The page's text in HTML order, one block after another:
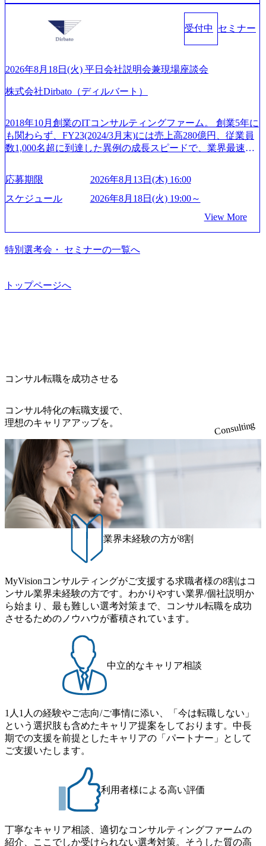
界においてはDX戦略立案、NFT等の新規事業立案を得意と
する。 - 藏満 一馬氏：アクセンチュア出身。金融業界を中
心に、DX戦略策定、新規事業立案、組織変革、規制対応等
の幅広いプロジェクトを主導する。 - 天野 善仁氏：19卒Pw
ページ (https://www.xspear.co.jp/career/interviews/) 戦略だけの
から”のコンサルの在り方 (https://www.businessinsider.jp/articl
を取得 (https://www.agara.co.jp/article/382811) シンプレクスと
Xspear Consultingが、東京都港区の行政手続き100%デジタル
化を支援 (https://www.afpbb.com/articles/-/3520247) 【未経験
流工程、先端技術を学べる環境 【コンサルファーム経験
者】 ・専門領域に軸足を置きながら、他領域にもチャレン
ジできる環境 ・タイトルアップでのオファー ・現職ファー
ムより高いオファー年収 ・実力主義でプロモーションでき
る（ダブルスキップもあり） ・週に1度のアサインｍｔｇで
こまめに社員のキャリアについて検討してもらえる。結
果、なりたいキャリアを反映できるｐｊにアサインしても
るため、エンジニアの視点からも協業しクライアントへ価
keto_kajita/)） 多様なメンバー、多様なプロジェクトによる
も関わらず、外資系戦略コンサルティングファームや総合
系コンサルティングファームをはじめ、メーカー、ITベン
チャー、外資系金融機関など多彩な出自で構成されてお
り、常に刺激を受けながらプロジェクトワークが可能 総合
コンサルティングファームの名の通り、全方位のクライア
ントに対して様々なプロジェクトが存在しており、手を上
げれば常に新しいテーマのチャレンジ機会を提供している
（ワンプール制） そのため、全体の離職率10％以下、未経
験3年未満の離職率は0％と驚異の定着率を誇る 大手ファー
ムと同水準以上の報酬制度であり、ファーム経験者の場合
は、転職時報酬アップが基本 強く「個人」の成⾧を重視す
るカルチャーであり、昇進に枠もなく、今ならReadyになれ
ば上がれる環境となっている 安定した経営環境の下、コン
できる 豊富な経験を持つコンサル経験者の場合は、自らチ
ームを立ち上げることが可能 裁量をもった営業活動、デリ
バリー活動ができる(スタートアップとの協業、新規ソリュ
ーションの開発 など) シンプレクスの顧客基盤、エンジニ
できる 2026年8月21日(金) 19:30〜21:30 (19:20開場) 2026年8
月12日(水) 16:00 ※参加状況によっては抽選とさせていただ
く可能性がございます。 このたび、ファーム経験者の方を
対象にした懇親会形式の採用イベント「サロンイベント」
を開催いたします。 カジュアルな場で現場社員と直接交流
できる機会ですので、ぜひご参加ください。 当日はXspear
Consulting代表取締役の早田とMDやその他現場社員が複数
名参加する予定です！ ●費用 : 無料 虎ノ門ヒルズ付近 ※詳
細な場所については参加者の方へ個別でご連絡いたしま
す。 コンサルファームにてマネージャー以上の職務を担当
休暇は年間24日（4月1日入社の場合）で、入社日に付与さ
れます。 年次有給休暇の残日数は、翌年度に繰り越すこと
ができます。 慶弔休暇は、事由により取得可能日数は異な
ュ休暇は、規程で定める勤続年数ごとに、連続5日のリフレ
ッシュ休暇を取得できます。 【育児や子の看護、介護など
の制度】 育児休暇： 対象：小学校1年修了時の3月31日まで
日2時間15分まで、始業・終業時刻の繰り上げ・繰り下げが
可能 子の看護休暇： 子1人につき5日まで取得でき、1時間
単位で取得することも可能 家族看護休暇： 5日まで取得で
度など】 独身寮：富山事業所の近くに、白風寮と青風寮の2
つの寮があり、以下の入居基準を満たす方が入居可能で
す。 ＜入居基準＞ ・満33歳までの独身者 ・自宅から勤務地
までの通勤総時間が2時間を超えること 住宅手当： 本社の
なるため、入居基準を満たす女性には住宅手当を支給しま
による引っ越し費用は、会社が負担します。 2026年8月18日
※顔出しは不要です。ご質問頂く際のみ、顔出ししていた
ず幅広い案件に携わりながら自己成長とキャリアの挑戦が
可能 M&Aセンター出身者3名がメインメンバーであり、経
験豊富なアドバイザーと共に働くことで、M&Aや財務アド
バイザリーなどの専門知識を獲得し、キャリアを発展させ
となり、平均3000万～4000万の年収となる 内訳としては個
成活躍させるためのナレッジシェアおよび丁寧なOJTを欠か
19:30～ 所要時間 : 約1時間 2026年8月13日(木) 16:00 ＼応募
意思不問・業界未経験歓迎！／ M&A承継機構のビジョンや
業務内容、実際の働き方について詳しくお伝えするオンラ
イン説明会を開催いたします。 M&A業界に興味があり、ま
業界の情報を集めたい 働くイメージを具体的に知りたい M
&A業界にご興味がある方、転職を少しでもお考えの方はも
ちろん、情報収集をしたい方でも歓迎です。お気軽にご参
加ください。 当日は、質疑応答のお時間もご用意しており
ます。 是非、説明会にてお話できることを楽しみにしてお
ります。 説明会後にアンケート回答をお願いいたします。
オンライン(Google meets)
受付中 セミナー
2026年8月18日(火) 平日会社説明会兼現場座談会
株式会社Dirbato（ディルバート）
2018年10月創業のITコンサルティングファーム。 創業5年に
も関わらず、FY23(2024/3月末)には売上高280億円、従業員
数1,000名超に到達した異例の成長スピードで、業界最速と
成⻑を遂げている。 現在コンサルティングファームでは外
資も含めて売上高TOP10にランクインしている。 主力事業
はITコンサルティング。幅広い業界の大企業を中心に、IT
支援している。 他方、インキュベーション事業を手掛けて
いるのも同社の特徴であり、 自社で新規事業開発も手掛け
つつ、複数社への出資～ハンズオン支援も行っている。 (参
ングファームや、Slerなどから優秀層が多数ジョイン。 http
ている。 <u>ワンプール制</u>を取っており、業界の枠に縛
り、<u>営業活動に工数を割かれることなくデリバリーに注
力可能</u> 従業員満足度を非常に重視しており、意にそぐ
わないプロジェクトにアサインされてしまった場合、半強
制的に別のプロジェクトに異動することが可能。その結
果、<u>退職率も10%程度</u>(他社平均は2～30%程度) 残業
時間は<u>平均30時間程度。</u>バリューが出ていないから
残業代をつけさせないといったことはしない DE&Iにおいて
は女性活用や外国人/高齢者/障碍者などさまざまなバックグ
ラウンドを持つメンバーの働く環境を整えている SDGsの推
進にも積極的で、プロボノ支援等を行っている 部活動も活
発で、多くのクラブが立ち上がっており、さまざまな役
職・所属・組織を超えて社員間のネットワーク形成・交流
の場となっている <u>教育・研修プログラムが非常に充実</
番組があり、新卒紹介、会社の七不思議紹介等、規模が大
きくなっていく中で社員同士のつながりを広げる取り組み
もしている 今後の成長戦略として海外展開を見据えてい
る。足元のグローバル案件割合は10%程度だが、英語が得
ンスも大きい。 代表インタビュー https://note.com/dirbato/n/n0
a040c36b128 Forbes JAPAN BrandVoice Studio 「使命はテクノ
ロジーで企業の可能性を引き出すこと。日本に求められるI
Tコンサルタントという伴走者」 https://forbesjapan.com/article
s/detail/67452 Forbes JAPAN BrandVoice Studio 「コンサル業
界におけるIT人材価値再興。Dirbatoの最前線パートナーが
切り開くテクノロジーの変革」 https://forbesjapan.com/articles/
preview/68657?preview=TAI1oir8Coe5Df3zuZhtd24YfH72/Zzdm
BTIEMOnWUWREjOFLO1IL1KPEi4dgCbb Forbes JAPAN Bra
ndVoice Studio 「求めるのは、競争と連帯 。IT特化の急成長
ファーム・Dirbatoの社員支援」 https://forbesjapan.com/articles/
detail/69848 MyViision企業インタビュー① https://my-vision.co.
jp/consulting-firm/dirbato/interview01 MyViision企業インタビュ
ー② https://my-vision.co.jp/consulting-firm/dirbato/interview02 20
26年8月18日(火) 19:00開始～最長20:00終了 2026年8月13日
(木) 16:00 当日はDirbatoの現役トップコンサルタントが業界
動向を踏まえ、コンサルティング市場の最新トレンドをお
応募期限
2026年8月13日(木) 16:00
スケジュール
2026年8月18日(火) 19:00～
View More
特別選考会・ セミナーの一覧へ
トップページへ
コンサル転職を成功させる
コンサル特化の転職支援で、
理想のキャリアアップを。
Consulting
業界未経験の方が8割
MyVisionコンサルティングがご支援する求職者様の8割はコ
ンサル業界未経験の方です。わかりやすい業界/個社説明か
ら始まり、最も難しい選考対策まで、コンサル転職を成功
させるためのノウハウが蓄積されています。
中立的なキャリア相談
1人1人の経験やご志向/ご事情に添い、「今は転職しない」
という選択肢も含めたキャリア提案をしております。中長
期での支援を前提としたキャリアの「パートナー」として
ご支援いたします。
利用者様による高い評価
丁寧なキャリア相談、適切なコンサルティングファームの
紹介、ここでしか受けられない選考対策。そうした質の高